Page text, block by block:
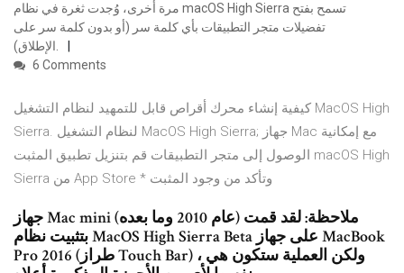
مرة أخرى، وُجدت ثغرة في نظام macOS High Sierra تسمح بفتح
تفضيلات متجر التطبيقات بأي كلمة سر (أو بدون كلمة سر على
الإطلاق).
6 Comments
كيفية إنشاء محرك أقراص قابل للتمهيد لنظام التشغيل MacOS High
Sierra. لنظام التشغيل MacOS High Sierra; جهاز Mac مع إمكانية
الوصول إلى متجر التطبيقات قم بتنزيل تطبيق المثبت macOS High
جهاز Mac mini (عام 2010 وما بعده) ملاحظة: لقد قمت
بتثبيت نظام MacOS High Sierra Beta على جهاز MacBook
Pro 2016 (طراز Touch Bar) ، ولكن العملية ستكون هي